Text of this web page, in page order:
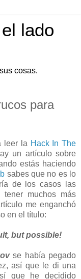
lado
cosas.
para
leer la Hack In The
un artículo sobre
estás haciendo
sabes que no es lo
de los casos las
muchos más
me enganchó
en el título:
but possible!
se había pegado
así que le di una
que he decidido